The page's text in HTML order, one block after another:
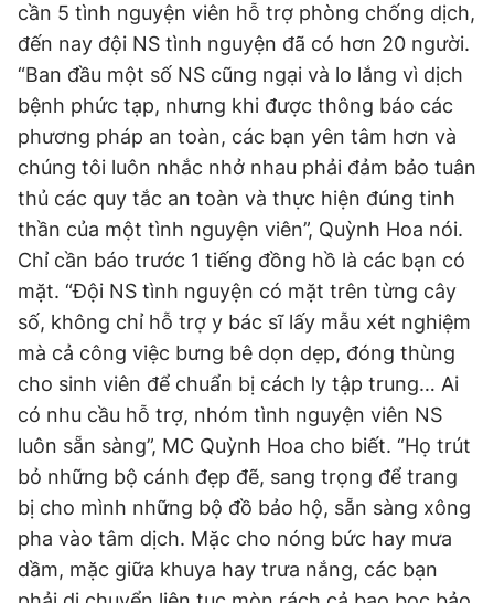
cần 5 tình nguyện viên hỗ trợ phòng chống dịch,
đến nay đội NS tình nguyện đã có hơn 20 người.
“Ban đầu một số NS cũng ngại và lo lắng vì dịch
bệnh phức tạp, nhưng khi được thông báo các
phương pháp an toàn, các bạn yên tâm hơn và
chúng tôi luôn nhắc nhở nhau phải đảm bảo tuân
thủ các quy tắc an toàn và thực hiện đúng tinh
thần của một tình nguyện viên”, Quỳnh Hoa nói.
Chỉ cần báo trước 1 tiếng đồng hồ là các bạn có
mặt. “Đội NS tình nguyện có mặt trên từng cây
số, không chỉ hỗ trợ y bác sĩ lấy mẫu xét nghiệm
mà cả công việc bưng bê dọn dẹp, đóng thùng
cho sinh viên để chuẩn bị cách ly tập trung… Ai
có nhu cầu hỗ trợ, nhóm tình nguyện viên NS
luôn sẵn sàng”, MC Quỳnh Hoa cho biết. “Họ trút
bỏ những bộ cánh đẹp đẽ, sang trọng để trang
bị cho mình những bộ đồ bảo hộ, sẵn sàng xông
pha vào tâm dịch. Mặc cho nóng bức hay mưa
dầm, mặc giữa khuya hay trưa nắng, các bạn